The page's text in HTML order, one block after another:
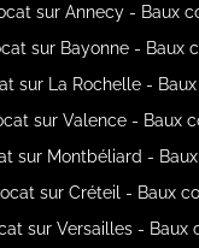
sur Annecy - Baux
sur Bayonne - Baux
sur La Rochelle -
sur Valence - Baux
sur Montbéliard -
sur Créteil - Baux
sur Versailles - Baux